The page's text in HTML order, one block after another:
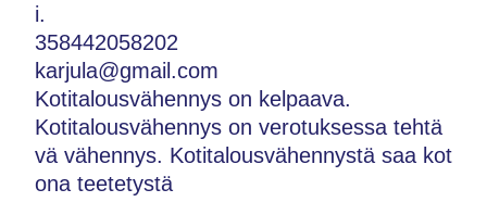
i.
358442058202
karjula@gmail.com
Kotitalousvähennys on kelpaava.
Kotitalousvähennys on verotuksessa tehtä
vä vähennys. Kotitalousvähennystä saa kot
ona teetetystä